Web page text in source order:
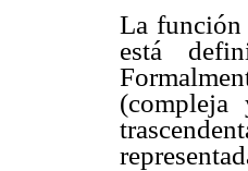
La función
está